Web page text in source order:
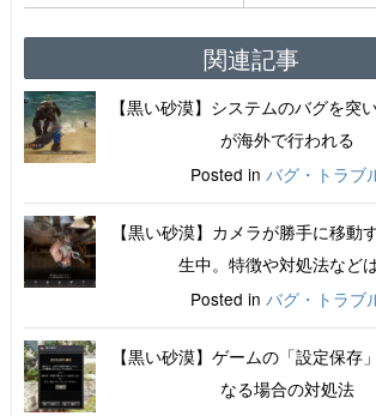
関連記事
【黒い砂漠】システムのバグを突
が海外で行われる
Posted in バグ・トラブ
【黒い砂漠】カメラが勝手に移動
生中。特徴や対処法など
Posted in バグ・トラブ
【黒い砂漠】ゲームの「設定保存
なる場合の対処法